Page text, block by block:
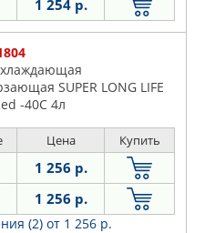
1 254 р.
SUPER LONG LIFE
-40C 4л
Цена Купить
1 256 р.
1 256 р.
(2) от 1 256 р.